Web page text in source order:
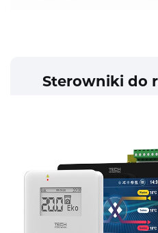
Sterowniki do